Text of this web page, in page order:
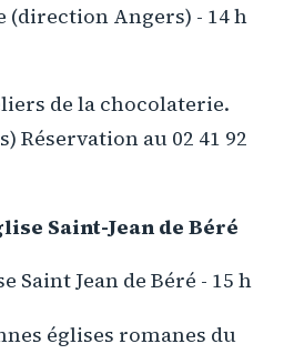
(direction Angers) - 14 h
de la chocolaterie.
Réservation au 02 41 92
Saint-Jean de Béré
Saint Jean de Béré - 15 h
églises romanes du